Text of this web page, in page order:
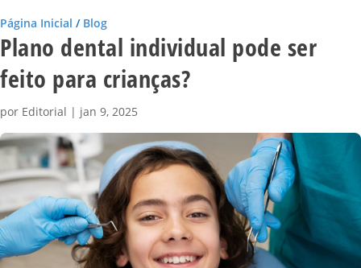
Página Inicial / Blog
Plano dental individual pode ser
feito para crianças?
por Editorial | jan 9, 2025